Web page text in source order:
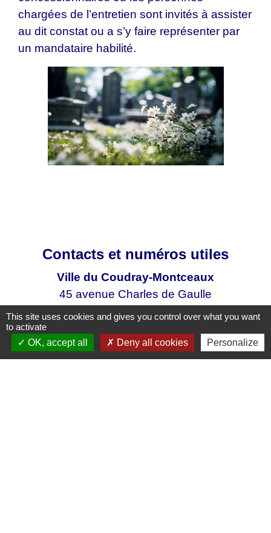
chargées de l’entretien sont invités à assister
au dit constat ou a s’y faire représenter par
un mandataire habilité.
Contacts et numéros utiles
Ville du Coudray-Montceaux
45 avenue Charles de Gaulle
91830 Le Coudray-Montceaux - FRANCE
Contact par formulaire
This site uses cookies and gives you control over what you want
to activate
OK, accept all
Deny all cookies Personalize